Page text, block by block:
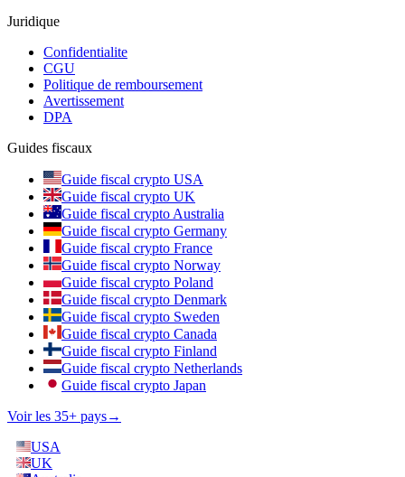
Juridique
Confidentialite
CGU
Politique de remboursement
Avertissement
DPA
Guides fiscaux
Guide fiscal crypto USA
Guide fiscal crypto UK
Guide fiscal crypto Australia
Guide fiscal crypto Germany
Guide fiscal crypto France
Guide fiscal crypto Norway
Guide fiscal crypto Poland
Guide fiscal crypto Denmark
Guide fiscal crypto Sweden
Guide fiscal crypto Canada
Guide fiscal crypto Finland
Guide fiscal crypto Netherlands
Guide fiscal crypto Japan
Voir les 35+ pays→
USA
UK